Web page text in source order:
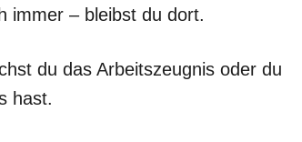
immer – bleibst du dort.
du das Arbeitszeugnis oder du
hast.